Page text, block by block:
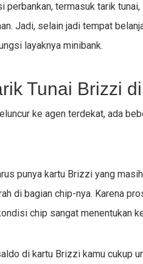
perbankan, termasuk tarik
Jadi, selain jadi tempat
layaknya minibank.
Tunai Brizzi
ke agen terdekat, ada
punya kartu Brizzi yang
di bagian chip-nya. Karena
chip sangat menentukan
di kartu Brizzi kamu cukup